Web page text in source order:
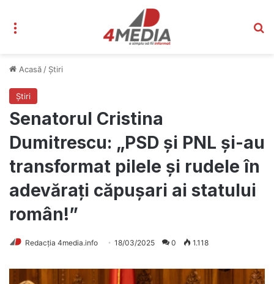
Acasă / Știri
Știri
Senatorul Cristina
Dumitrescu: „PSD și PNL și-au
transformat pilele și rudele în
adevărați căpușari ai statului
român!”
Redacția 4media.info 18/03/2025 0 1.118